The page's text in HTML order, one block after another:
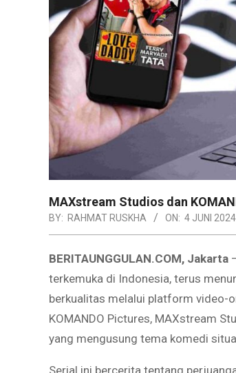
MAXstream Studios dan
BY: RAHMAT RUSKHA ON: 4 JUNI 2024
BERITAUNGGULAN.COM, Jakarta
terkemuka di Indonesia, terus
berkualitas melalui platform video-
KOMANDO Pictures, MAXstream
yang mengusung tema komedi
Serial ini bercerita tentang